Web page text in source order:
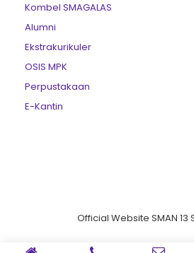
Kombel SMAGALAS
Alumni
Ekstrakurikuler
OSIS MPK
Perpustakaan
E-Kantin
Official Website SMAN